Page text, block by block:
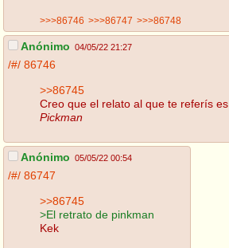
>>>86746 >>>86747 >>>86748
Anónimo 04/05/22 21:27
/#/ 86746
>>86745
Creo que el relato al que te referís es
Pickman
Anónimo 05/05/22 00:54
/#/ 86747
>>86745
>El retrato de pinkman
Kek